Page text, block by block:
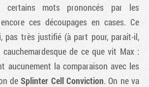
certains mots prononcés par les
ces découpages en cases. Ce
pas très justifié (à part pour, parait-il,
de ce que vit Max :
aucunement la comparaison avec les
deSplinter Cell Conviction. On ne va